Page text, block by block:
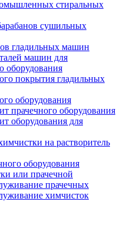
стиральных
сушильных
гладильных машин
машин для
оборудования
покрытия гладильных
оборудования
прачечного оборудования
оборудования для
на растворитель
оборудования
или прачечной
прачечных
химчисток